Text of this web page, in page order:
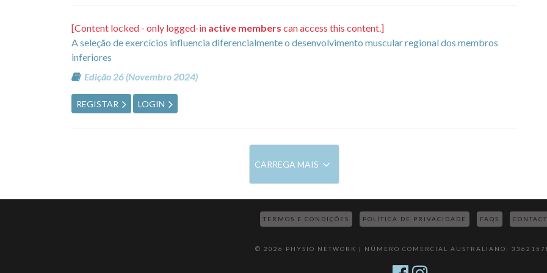
[Content locked - only logged-in active members can access this content.]
A seleção de exercícios influencia diferencialmente o desenvolvimento muscular regional dos membros
inferiores
Edição 26 (Novembro 2024)
REGISTAR LOGIN
CARREGA MAIS
TERMOS E CONDIÇÕES POLÍTICA DE PRIVACIDADE FAQS
© 2026 PHYSIO NETWORK | NÚMERO COMERCIAL AUSTRALIANO: